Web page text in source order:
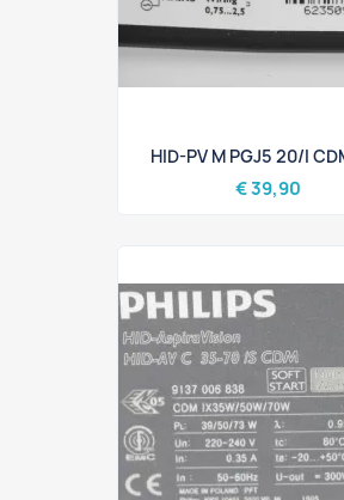
HID-PV M PGJ5 20/I
€ 39,90